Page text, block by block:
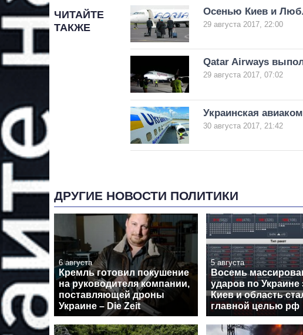
ЧИТАЙТЕ
ТАКЖЕ
Осенью Киев и
29 августа 2017, 22:00
Qatar Airways
29 августа 2017, 07:02
Украинская
30 августа 2017, 21:42
ДРУГИЕ НОВОСТИ ПОЛИТИКИ
6 августа
Кремль готовил покушение
на руководителя компании,
поставляющей дроны
Украине – Die Zeit
5 августа
Восемь
ударов по Украине
Киев и область
главной целью рф